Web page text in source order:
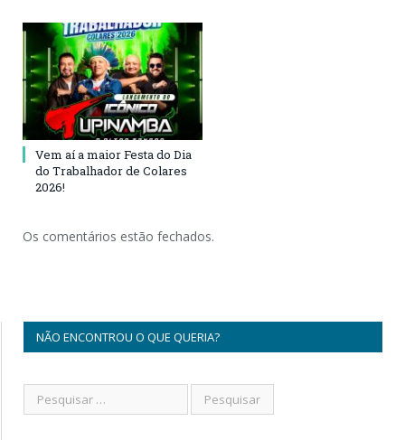
Vem aí a maior Festa do Dia
do Trabalhador de Colares
2026!
Os comentários estão fechados.
NÃO ENCONTROU O QUE QUERIA?